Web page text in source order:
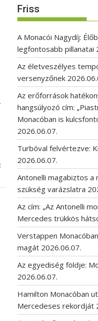
Friss
A Monacói Nagydíj:
legfontosabb pillanatai
Az életveszélyes
versenyzőnek
Az erőforrások
hangsúlyozó cím:
Monacóban is
2026.06.07.
Turbóval felvértezve:
2026.06.07.
Antonelli magabiztos a
szükség varázslatra
Az cím: „Az Antonelli
Mercedes trükkös
Verstappen
magát 2026.06.07.
Az egyediség földje:
2026.06.07.
Hamilton Monacóban
Mercedeses rekordját